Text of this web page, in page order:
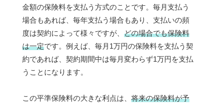
金額の保険料を支払う方式のことです。毎月支払う
場合もあれば、毎年支払う場合もあり、支払いの頻
度は契約によって様々ですが、 どの場合でも保険料
は一定です。例えば、毎月1万円の保険料を支払う契
約であれば、契約期間中は毎月変わらず1万円を支払
うことになります。
この平準保険料の大きな利点は、 将来の保険料が予